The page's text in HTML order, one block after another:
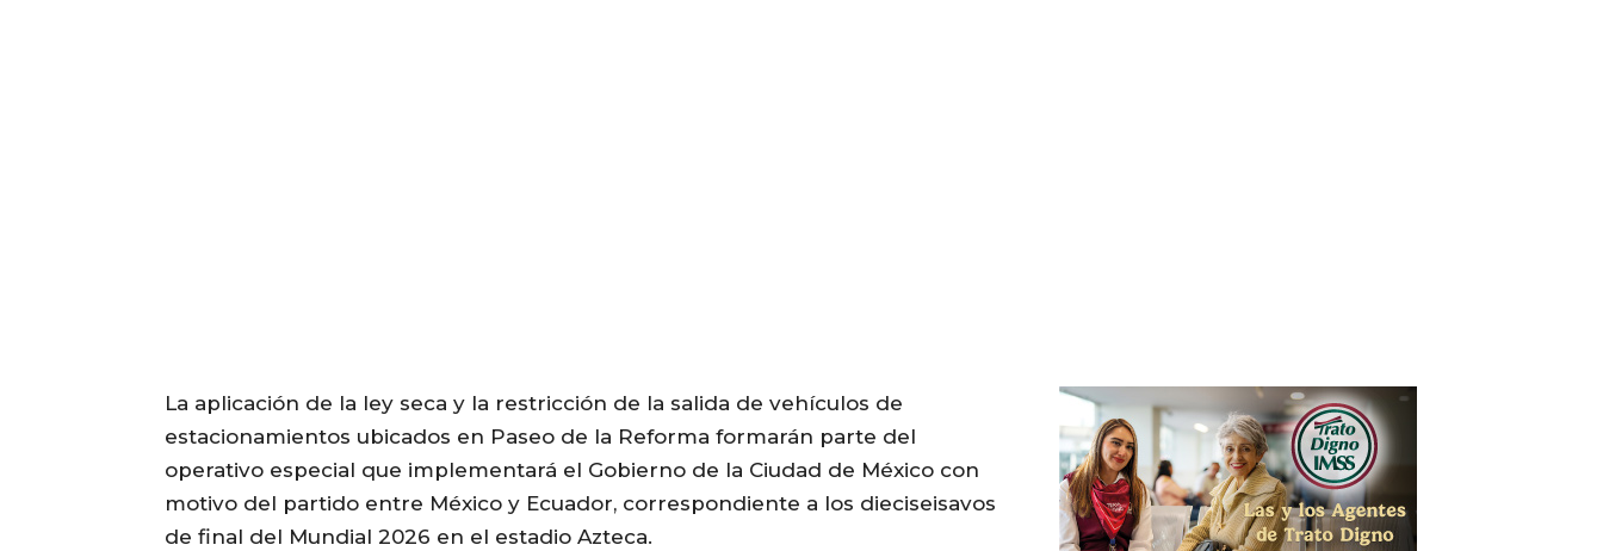
La aplicación de la ley seca y la restricción de la salida de vehículos de
estacionamientos ubicados en Paseo de la Reforma formarán parte del
operativo especial que implementará el Gobierno de la Ciudad de México con
motivo del partido entre México y Ecuador, correspondiente a los dieciseisavos
de final del Mundial 2026 en el estadio Azteca.